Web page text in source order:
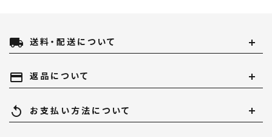
local_shipping 送料・配送について
payment 返品について
replay お支払い方法について